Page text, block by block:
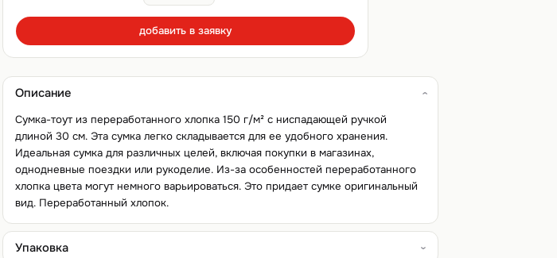
добавить в заявку
Описание
Сумка-тоут из переработанного хлопка 150 г/м² с ниспадающей ручкой
длиной 30 см. Эта сумка легко складывается для ее удобного хранения.
Идеальная сумка для различных целей, включая покупки в магазинах,
однодневные поездки или рукоделие. Из-за особенностей переработанного
хлопка цвета могут немного варьироваться. Это придает сумке оригинальный
вид. Переработанный хлопок.
Упаковка